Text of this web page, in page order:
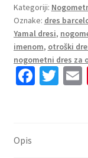
2025–
26
Lamine
Yamal
10
količina
Kategoriji:
Oznake: dres
Yamal dresi,
imenom, otroški
nogometni dres za
Fa T
Opis